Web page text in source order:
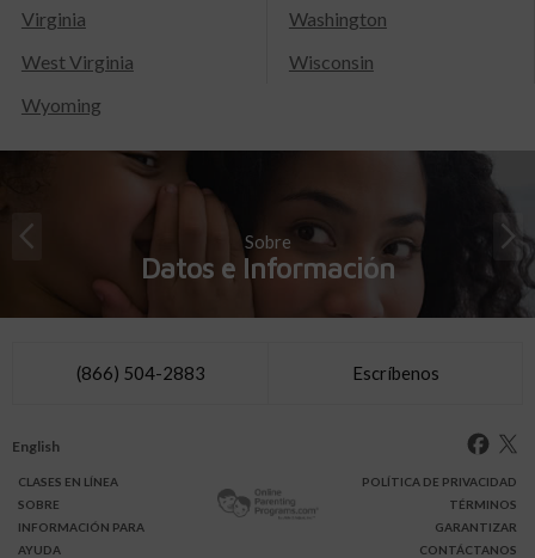
Virginia
Washington
West Virginia
Wisconsin
Wyoming
Sobre
Datos e Información
(866) 504-2883 Escríbenos
English
CLASES EN LÍNEA
SOBRE
INFORMACIÓN PARA
AYUDA
POLÍTICA DE PRIVACIDAD
TÉRMINOS
GARANTIZAR
CONTÁCTANOS